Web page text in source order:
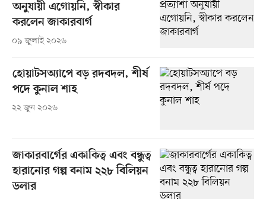
অনুযায়ী এগোয়নি, স্বীকার
করলেন জাকারবার্গ
০৯ জুলাই ২০২৬
হোয়াটসঅ্যাপে বড় রদবদল, শীর্ষ
পদে কুনাল শাহ
২২ জুন ২০২৬
জাকারবার্গের একাকিত্ব এবং বন্ধুত্ব
হারানোর গল্প বনাম ২২৮ বিলিয়ন
ডলার